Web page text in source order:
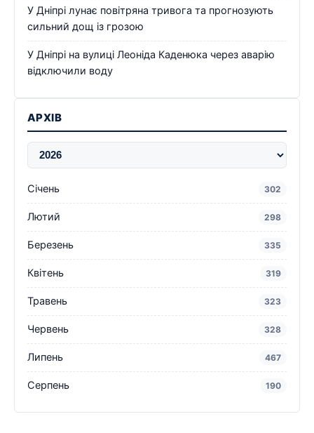
У Дніпрі лунає повітряна тривога та прогнозують
сильний дощ із грозою
У Дніпрі на вулиці Леоніда Каденюка через аварію
відключили воду
АРХІВ
Січень 302
Лютий 298
Березень 335
Квітень 319
Травень 323
Червень 328
Липень 467
Серпень 190